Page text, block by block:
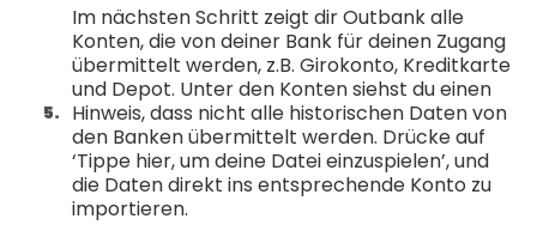
Im nächsten Schritt zeigt dir Outbank alle
Konten, die von deiner Bank für deinen Zugang
übermittelt werden, z.B. Girokonto, Kreditkarte
und Depot. Unter den Konten siehst du einen
Hinweis, dass nicht alle historischen Daten von
den Banken übermittelt werden. Drücke auf
‘Tippe hier, um deine Datei einzuspielen’, und
die Daten direkt ins entsprechende Konto zu
importieren.